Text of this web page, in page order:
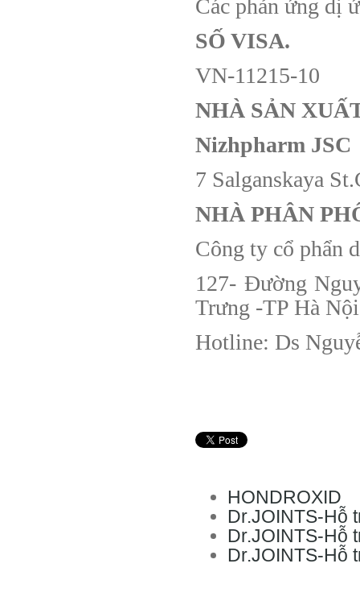
Các phản ứng dị
SỐ VISA.
VN-11215-10
NHÀ SẢN
Nizhpharm JSC
7 Salganskaya
NHÀ PHÂN
Công ty cổ phẩn
127- Đường
Trưng -TP Hà
Hotline: Ds
HONDROXID
Dr.JOINTS-Hỗ
Dr.JOINTS-Hỗ
Dr.JOINTS-Hỗ